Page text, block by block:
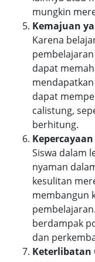
mungkin
Kemajuan
Karena
dapat
dapat
calistung,
berhitung.
Siswa dalam
nyaman
kesulitan
membangun
berdampak
dan
Keterlibatan